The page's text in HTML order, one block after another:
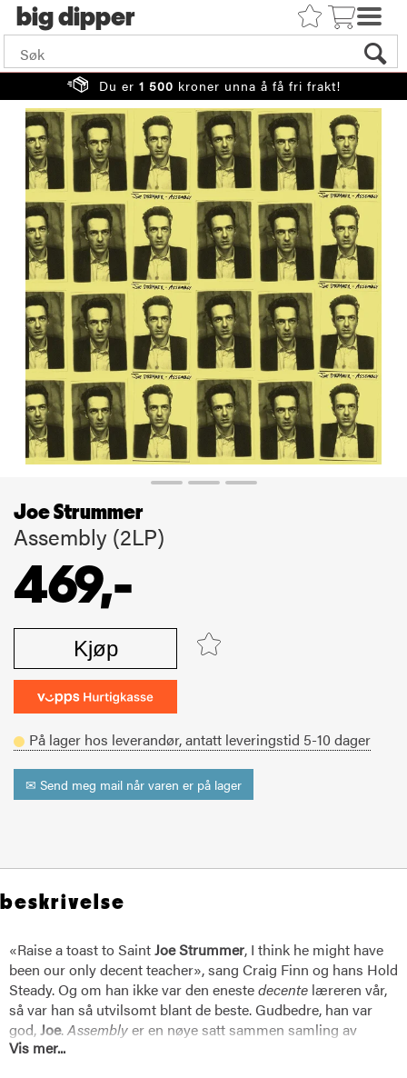
big
Du er 1 500 kroner unna å få fri frakt!
Joe Strummer
Assembly (2LP)
469,-
Kjøp
På lager hos leverandør,antatt leveringstid 5-10 dager
✉ Send meg mail når varen er på lager
beskrivelse
«Raise a toast to SaintJoe Strummer, I think he might have
been our only decent teacher», sang Craig Finn og hans Hold
Steady. Og om han ikke var den enestedecente læreren vår,
så var han så utvilsomt blant de beste. Gudbedre, han var
god,Joe.Assemblyer en nøye satt sammen samling av
singler, fan-favoritter og rariteter fra arkivet. Her er selvsagt
Vis mer...